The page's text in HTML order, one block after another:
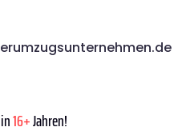
16+Jahren!